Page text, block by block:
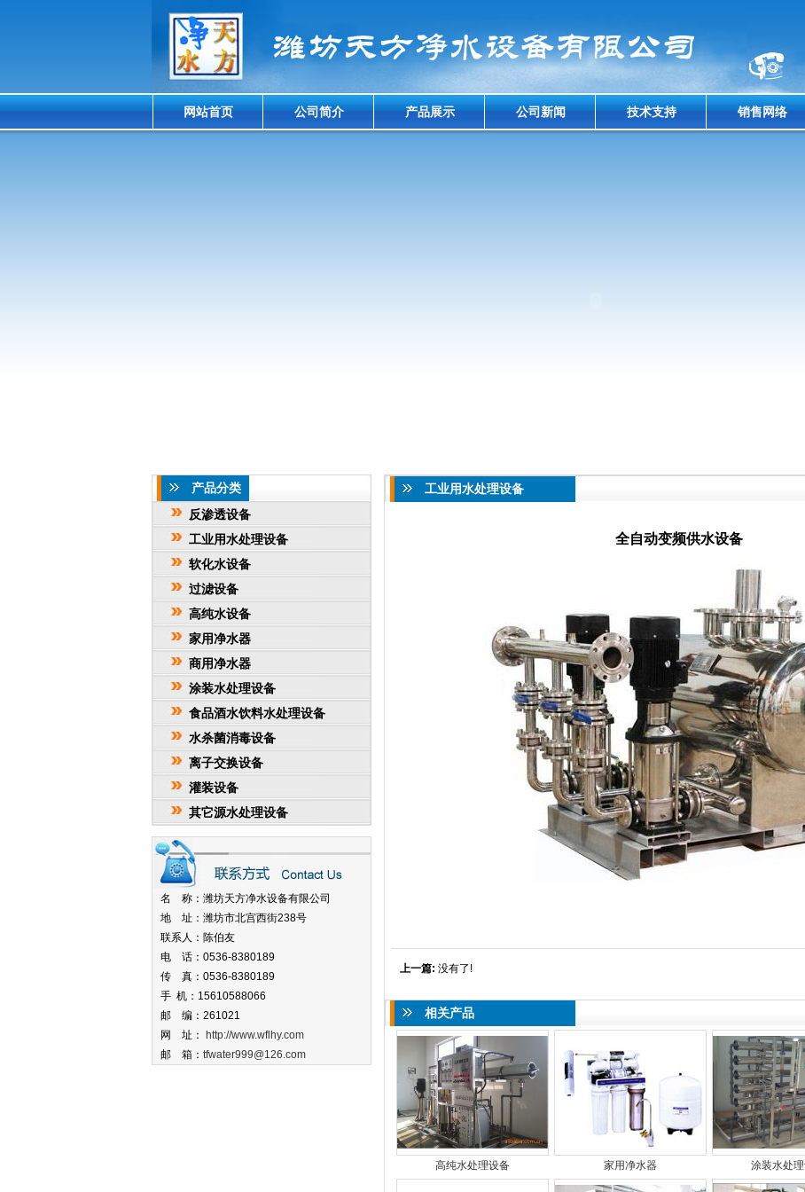
网站首页 公司简介 产品展示 公司新闻 技术支持 销售网络
产品分类
反渗透设备
工业用水处理设备
软化水设备
过滤设备
高纯水设备
家用净水器
商用净水器
涂装水处理设备
食品酒水饮料水处理设备
水杀菌消毒设备
离子交换设备
灌装设备
其它源水处理设备
名 称：潍坊天方净水设备有限公司
地 址：潍坊市北宫西街238号
联系人：陈伯友
电 话：0536-8380189
传 真：0536-8380189
手 机：15610588066
邮 编：261021
网 址：
http://www.wflhy.com
邮 箱： tfwater999@126.com
工业用水处理设备
全自动变频供水设备
上一篇: 没有了!
相关产品
高纯水处理设备 家用净水器 涂装水处